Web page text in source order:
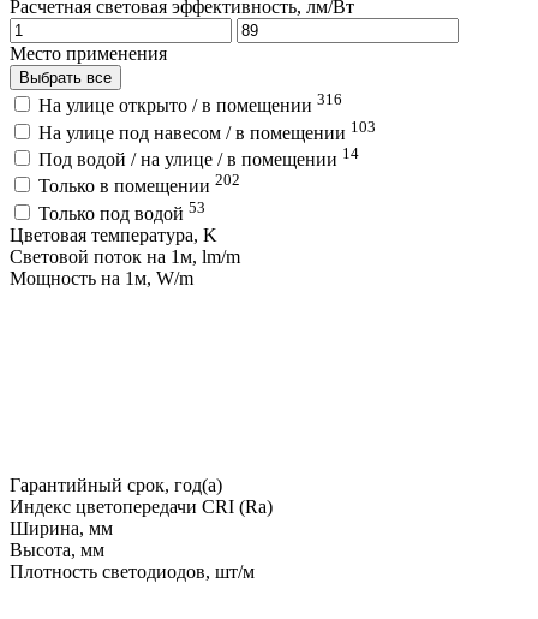
Расчетная световая эффективность, лм/Вт
Место применения
Выбрать все
На улице открыто / в помещении 316
На улице под навесом / в помещении 103
Под водой / на улице / в помещении 14
Только в помещении 202
Только под водой 53
Цветовая температура, K
Световой поток на 1м, lm/m
Мощность на 1м, W/m
Гарантийный срок, год(а)
Индекс цветопередачи CRI (Ra)
Ширина, мм
Высота, мм
Плотность светодиодов, шт/м